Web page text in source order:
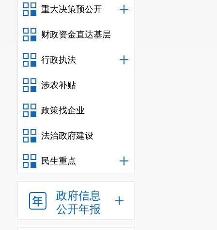
重大决策预公开
财政资金直达基层
行政执法
涉农补贴
政策找企业
法治政府建设
民生重点
政府信息
公开年报